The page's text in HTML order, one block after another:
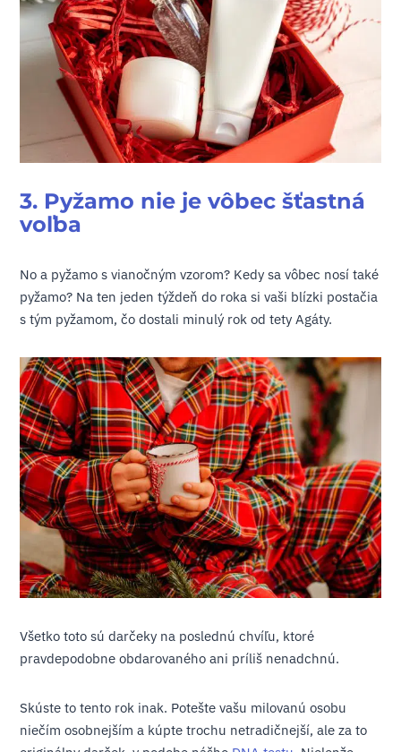
3. Pyžamo nie je vôbec šťastná
voľba
No a pyžamo s vianočným vzorom? Kedy sa vôbec nosí také
pyžamo? Na ten jeden týždeň do roka si vaši blízki postačia
s tým pyžamom, čo dostali minulý rok od tety Agáty.
Všetko toto sú darčeky na poslednú chvíľu, ktoré
pravdepodobne obdarovaného ani príliš nenadchnú.
Skúste to tento rok inak. Potešte vašu milovanú osobu
niečím osobnejším a kúpte trochu netradičnejší, ale za to